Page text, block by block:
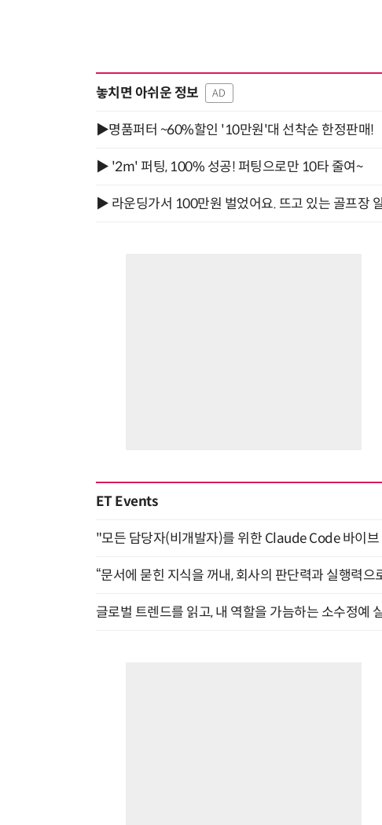
놓치면 아쉬운 정보 AD
▶명품퍼터 ~60%할인 '10만원'대 선착순 한정판매!
▶ '2m' 퍼팅, 100% 성공! 퍼팅으로만 10타 줄여~
▶ 라운딩가서 100만원 벌었어요. 뜨고 있는 골프장
ET Events
"모든 담당자(비개발자)를 위한 Claude Code 바이
“문서에 묻힌 지식을 꺼내, 회사의 판단력과 실행력
글로벌 트렌드를 읽고, 내 역할을 가늠하는 소수정예